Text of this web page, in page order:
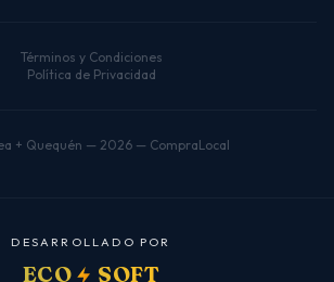
Términos y Condiciones
Política de Privacidad
+ Quequén — 2026 — CompraLocal
D ESA R R O L LA D O P O R
ECO SOFT